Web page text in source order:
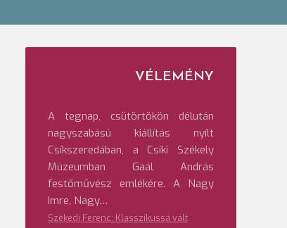
VÉLEMÉNY
A tegnap, csütörtökön délután
nagyszabású kiállítás nyílt
Csíkszeredában, a Csíki Székely
Múzeumban Gaál András
festőművész emlékére. A Nagy
Imre, Nagy…
Székedi Ferenc: Klasszikussá vált